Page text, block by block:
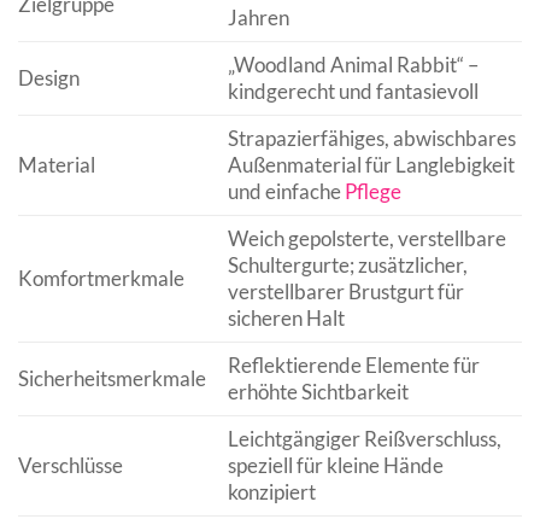
Jahren
Design
„Woodland Animal Rabbit“ –
kindgerecht und fantasievoll
Material
Strapazierfähiges, abwischbares
Außenmaterial für Langlebigkeit
und einfachePflege
Komfortmerkmale
Weich gepolsterte, verstellbare
Schultergurte; zusätzlicher,
verstellbarer Brustgurt für
sicheren Halt
Sicherheitsmerkmale
Reflektierende Elemente für
erhöhte Sichtbarkeit
Verschlüsse
Leichtgängiger Reißverschluss,
speziell für kleine Hände
konzipiert